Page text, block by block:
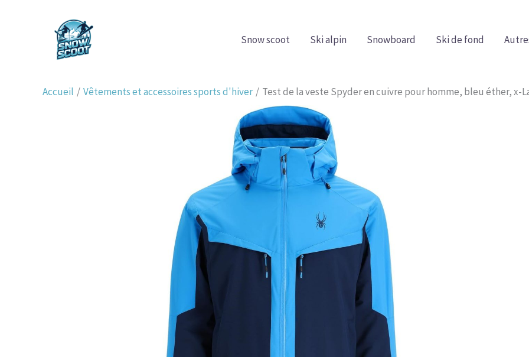
Snow scoot Ski alpin Snowboard Ski de fond
Accueil Vêtements et accessoires sports d'hiver Test de la veste Spyder en cuivre pour homme, bleu éther, x-